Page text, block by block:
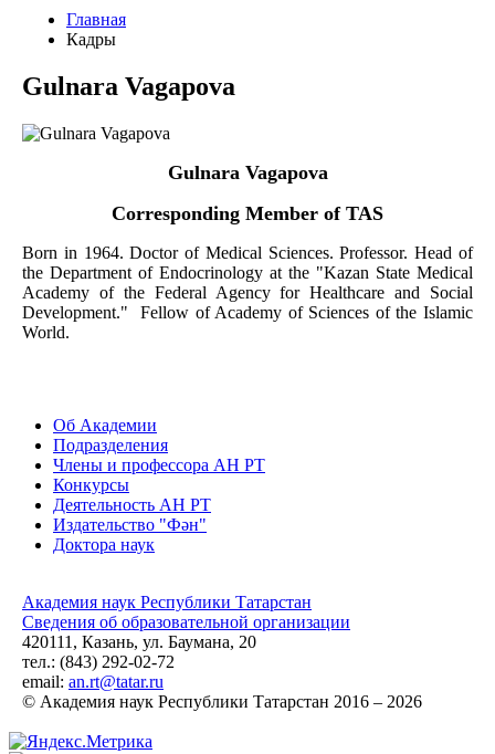
Главная
Кадры
Gulnara Vagapova
Gulnara Vagapova
Corresponding Member of TAS
Born in 1964. Doctor of Medical Sciences. Professor. Head of
the Department of Endocrinology at the "Kazan State Medical
Academy of the Federal Agency for Healthcare and Social
Development." Fellow of Academy of Sciences of the Islamic
World.
Об Академии
Подразделения
Члены и профессора АН РТ
Конкурсы
Деятельность АН РТ
Издательство "Фән"
Доктора наук
Академия наук Республики Татарстан
Сведения об образовательной организации
420111, Казань, ул. Баумана, 20
тел.: (843) 292-02-72
email: an.rt@tatar.ru
© Академия наук Республики Татарстан 2016 – 2026